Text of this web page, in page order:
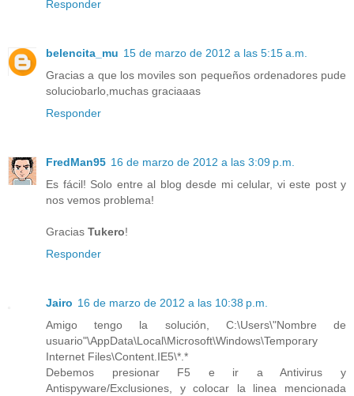
Responder
belencita_mu 15 de marzo de 2012 a las 5:15 a.m.
Gracias a que los moviles son pequeños ordenadores pude
soluciobarlo,muchas graciaaas
Responder
FredMan95 16 de marzo de 2012 a las 3:09 p.m.
Es fácil! Solo entre al blog desde mi celular, vi este post y
nos vemos problema!
Gracias Tukero!
Responder
Jairo 16 de marzo de 2012 a las 10:38 p.m.
Amigo tengo la solución, C:\Users\"Nombre de
usuario"\AppData\Local\Microsoft\Windows\Temporary
Internet Files\Content.IE5\*.*
Debemos presionar F5 e ir a Antivirus y
Antispyware/Exclusiones, y colocar la linea mencionada